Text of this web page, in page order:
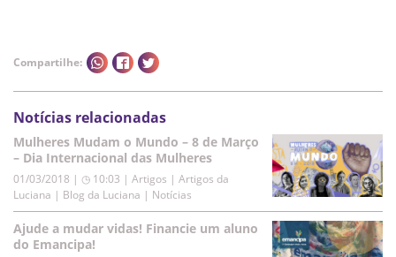
Compartilhe:
Notícias relacionadas
Mulheres Mudam o Mundo – 8 de Março
– Dia Internacional das Mulheres
01/03/2018 | ◷ 10:03 | Artigos | Artigos da
Luciana | Blog da Luciana | Notícias
Ajude a mudar vidas! Financie um aluno
do Emancipa!